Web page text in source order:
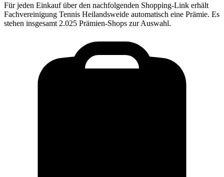
Für jeden Einkauf über den nachfolgenden Shopping-Link erhält
Fachvereinigung Tennis Heilandsweide automatisch eine Prämie. Es
stehen insgesamt 2.025 Prämien-Shops zur Auswahl.